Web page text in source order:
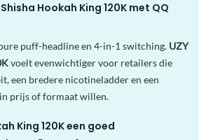
Hookah King 120K met QQ
puff-headline en 4-in-1 switching. UZY
voelt evenwichtiger voor retailers die
een bredere nicotineladder en een
prijs of formaat willen.
King 120K een goed